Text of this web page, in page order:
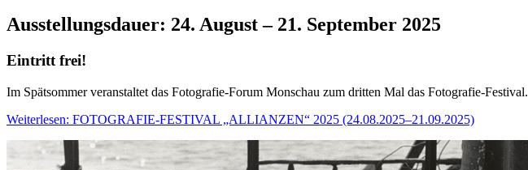
Ausstellungsdauer: 24. August – 21. September 2025
Eintritt frei!
Im Spätsommer veranstaltet das Fotografie-Forum Monschau zum dritten Mal das Fotografie-Festival.
Weiterlesen: FOTOGRAFIE-FESTIVAL „ALLIANZEN“ 2025 (24.08.2025–21.09.2025)